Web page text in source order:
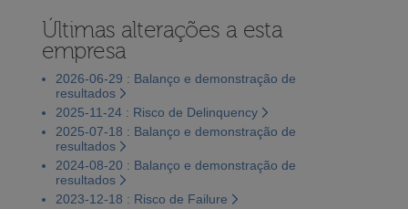
Últimas alterações a esta
empresa
2026-06-29 : Balanço e demonstração de
resultados
2025-11-24 : Risco de Delinquency
2025-07-18 : Balanço e demonstração de
resultados
2024-08-20 : Balanço e demonstração de
resultados
2023-12-18 : Risco de Failure